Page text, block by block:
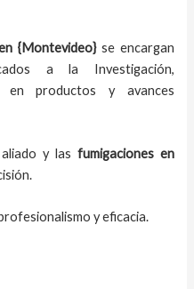
{Montevideo} se encargan
a la Investigación,
en productos y avances
y las fumigaciones en
y eficacia.